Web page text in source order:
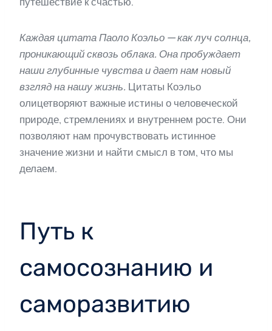
Каждая цитата Паоло Коэльо — как луч солнца,
проникающий сквозь облака. Она пробуждает
наши глубинные чувства и дает нам новый
взгляд на нашу жизнь. Цитаты Коэльо
олицетворяют важные истины о человеческой
природе, стремлениях и внутреннем росте. Они
позволяют нам прочувствовать истинное
значение жизни и найти смысл в том, что мы
делаем.
Путь к
самосознанию и
саморазвитию